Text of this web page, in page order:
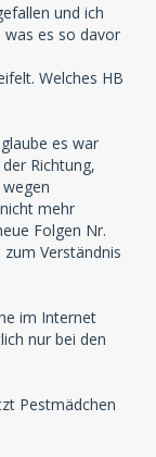
und ich
was es so davor
Welches HB
es war
Richtung,
mehr
Folgen Nr.
Verständnis
im Internet
nur bei den
Pestmädchen